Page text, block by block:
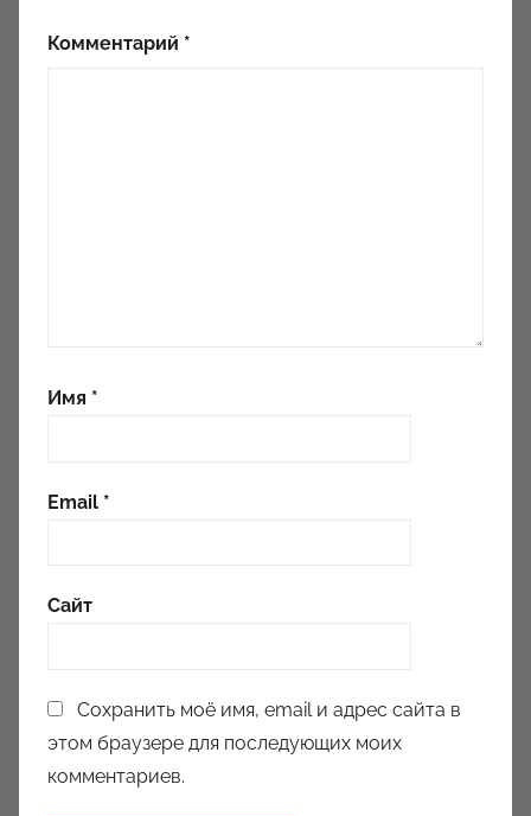
Комментарий *
Имя *
Email *
Сайт
Сохранить моё имя, email и адрес сайта в
этом браузере для последующих моих
комментариев.